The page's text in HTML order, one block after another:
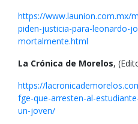
https://www.launion.com.mx/
piden-justicia-para-leonardo-
mortalmente.html
La Crónica de Morelos,
https://
fge-que-arresten-al-
un-joven/